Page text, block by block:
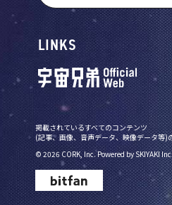
LINKS
掲載されているすべてのコンテンツ
(記事、画像、音声データ、映像データ等)
© 2026 CORK, Inc. Powered bySKIYAKI